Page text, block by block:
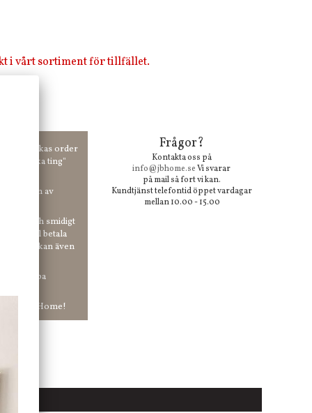
i vårt sortiment för tillfället.
kr skickas order
"unika ting"
anmälan av
och smidigt
hur du vill betala
Och du kan även
ha snabba
hos Jb Home!
Frågor?
Kontakta oss på
info@jbhome.seVi svarar
på mail så fort vi kan.
Kundtjänst telefontid öppet vardagar
mellan 10.00 - 15.00